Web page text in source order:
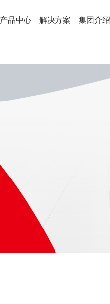
产品中心 解决方案 集团介绍